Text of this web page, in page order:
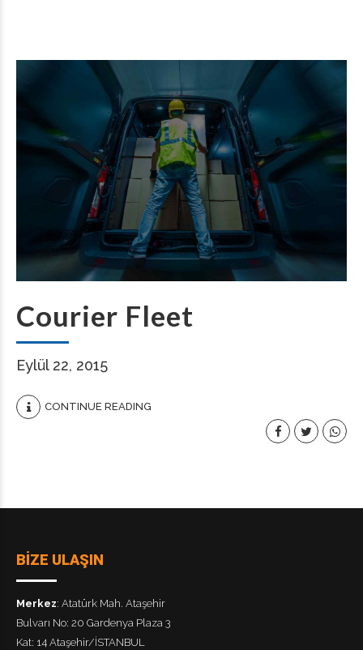
Courier Fleet
Eylül 22, 2015
CONTINUE READING
BİZE ULAŞIN
Merkez: Atatürk Mah. Ataşehir
Bulvarı No: 20 Gardenya Plaza 3
Kat: 14 Ataşehir/İSTANBUL